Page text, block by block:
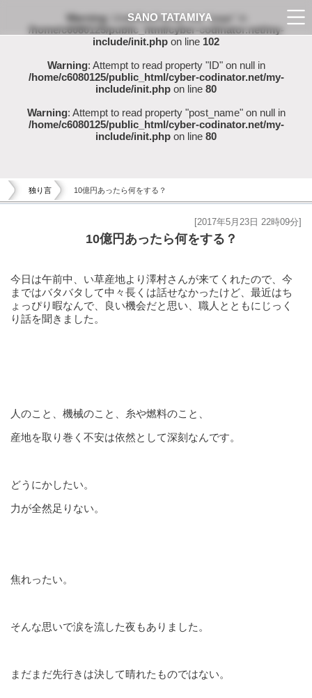
Warning: Undefined array key "page" in
/home/c6080125/public_html/cyber-codinator.net/my-
include/init.php on line 102
Warning: Attempt to read property "ID" on null in
/home/c6080125/public_html/cyber-codinator.net/my-
include/init.php on line 80
Warning: Attempt to read property "post_name" on null in
/home/c6080125/public_html/cyber-codinator.net/my-
include/init.php on line 80
独り言 10億円あったら何をする？
10億円あったら何をする？
[2017年5月23日 22時09分]
今日は午前中、い草産地より澤村さんが来てくれたので、今
まではバタバタして中々長くは話せなかったけど、最近はち
ょっぴり暇なんで、良い機会だと思い、職人とともにじっく
り話を聞きました。
人のこと、機械のこと、糸や燃料のこと、
産地を取り巻く不安は依然として深刻なんです。
どうにかしたい。
力が全然足りない。
焦れったい。
そんな思いで涙を流した夜もありました。
まだまだ先行きは決して晴れたものではない。
SANO TATAMIYA